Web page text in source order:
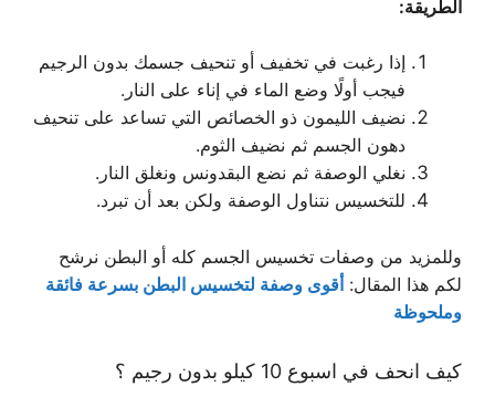
الطريقة:
إذا رغبت في تخفيف أو تنحيف جسمك بدون الرجيم
فيجب أولًا وضع الماء في إناء على النار.
نضيف الليمون ذو الخصائص التي تساعد على تنحيف
دهون الجسم ثم نضيف الثوم.
نغلي الوصفة ثم نضع البقدونس ونغلق النار.
للتخسيس نتناول الوصفة ولكن بعد أن تبرد.
وللمزيد من وصفات تخسيس الجسم كله أو البطن نرشح
لكم هذا المقال:أقوى وصفة لتخسيس البطن بسرعة فائقة
وملحوظة
كيف انحف في اسبوع 10 كيلو بدون رجيم ؟